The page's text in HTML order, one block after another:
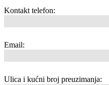
Kontakt telefon:
Email:
Ulica i kućni broj preuzimanja: